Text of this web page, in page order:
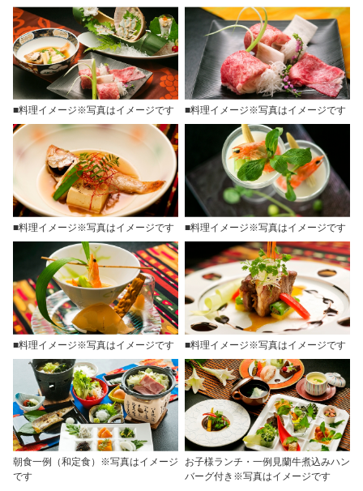
■料理イメージ※写真はイメージです ■料理イメージ※写真はイメージです
■料理イメージ※写真はイメージです ■料理イメージ※写真はイメージです
■料理イメージ※写真はイメージです ■料理イメージ※写真はイメージです
朝食一例（和定食）※写真はイメージ
です
お子様ランチ・一例見蘭牛煮込みハン
バーグ付き※写真はイメージです